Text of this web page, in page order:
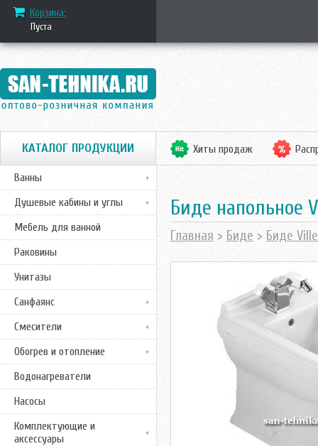
Корзина:
Пуста
КАТАЛОГ ПРОДУКЦИИ
Ванны
Душевые кабины и углы
Мебель для ванной
Раковины
Унитазы
Санфаянс
Смесители
Обогрев и отопление
Водонагреватели
Насосы
Комплектующие и
аксессуары
Хиты продаж
Биде напольное
Главная > Биде > Биде